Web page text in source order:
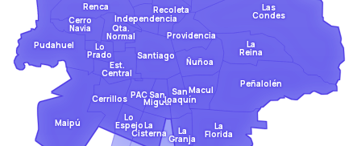
Maipú
Cerrillos
Est.
Central
Pudahuel Lo
Prado
Cerro
Navia
Santiago
Renca
Qta.
Normal
Recoleta
Independencia
La
Cisterna
Lo
Espejo
PACSan
Miguel
La
Granja
San
Joaquín
Providencia
Ñuñoa
La
Reina
Macul
La
Florida
Peñalolén
Las
Condes